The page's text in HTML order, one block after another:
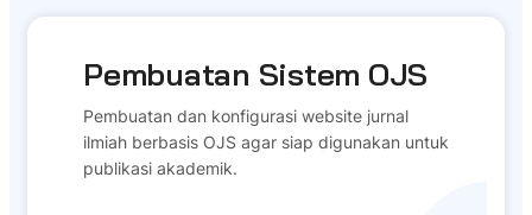
Pembuatan Sistem OJS
Pembuatan dan konfigurasi website jurnal
ilmiah berbasis OJS agar siap digunakan untuk
publikasi akademik.